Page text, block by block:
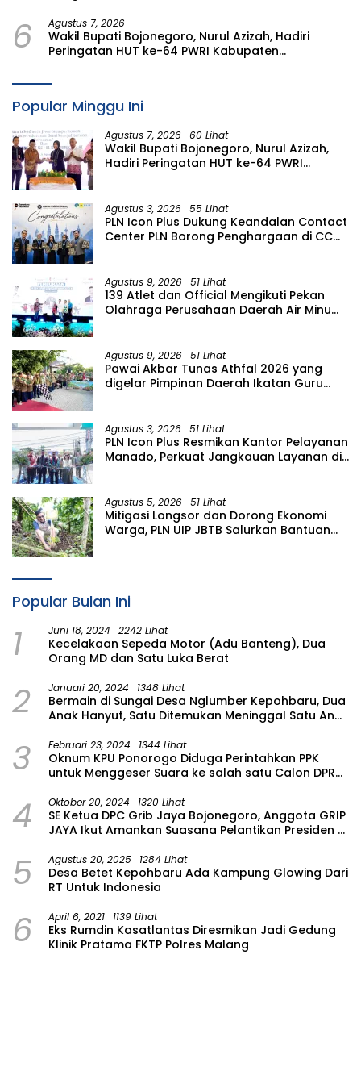
Watudodol/Kalipuro
6 Agustus 7, 2026
Wakil Bupati Bojonegoro, Nurul Azizah, Hadiri
Peringatan HUT ke-64 PWRI Kabupaten
Popular Minggu Ini
Agustus 7, 2026 60 Lihat
Wakil Bupati Bojonegoro, Nurul Azizah,
Hadiri Peringatan HUT ke-64 PWRI
Agustus 3, 2026 55 Lihat
PLN Icon Plus Dukung Keandalan Contact
Center PLN Borong Penghargaan di CCW
Agustus 9, 2026 51 Lihat
139 Atlet dan Official Mengikuti Pekan
Olahraga Perusahaan Daerah Air Minum
Agustus 9, 2026 51 Lihat
Pawai Akbar Tunas Athfal 2026 yang
digelar Pimpinan Daerah Ikatan Guru
Agustus 3, 2026 51 Lihat
PLN Icon Plus Resmikan Kantor Pelayanan
Manado, Perkuat Jangkauan Layanan di
Agustus 5, 2026 51 Lihat
Mitigasi Longsor dan Dorong Ekonomi
Warga, PLN UIP JBTB Salurkan Bantuan
Popular Bulan Ini
1 Juni 18, 2024 2242 Lihat
Kecelakaan Sepeda Motor (Adu Banteng), Dua
Orang MD dan Satu Luka Berat
2 Januari 20, 2024 1348 Lihat
Bermain di Sungai Desa Nglumber Kepohbaru, Dua
Anak Hanyut, Satu Ditemukan Meninggal Satu Anak
3 Februari 23, 2024 1344 Lihat
Oknum KPU Ponorogo Diduga Perintahkan PPK
untuk Menggeser Suara ke salah satu Calon DPRD
4 Oktober 20, 2024 1320 Lihat
SE Ketua DPC Grib Jaya Bojonegoro, Anggota GRIP
JAYA Ikut Amankan Suasana Pelantikan Presiden di
5 Agustus 20, 2025 1284 Lihat
Desa Betet Kepohbaru Ada Kampung Glowing Dari
RT Untuk Indonesia
6 April 6, 2021 1139 Lihat
Eks Rumdin Kasatlantas Diresmikan Jadi Gedung
Klinik Pratama FKTP Polres Malang